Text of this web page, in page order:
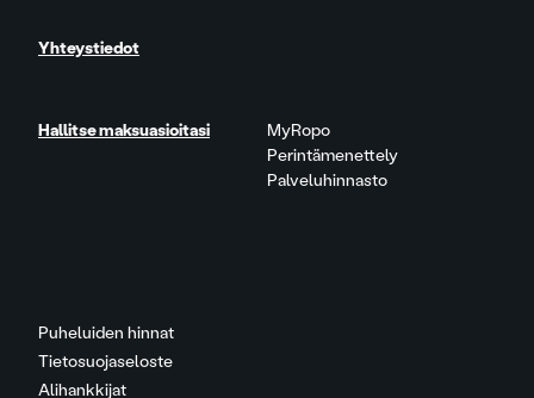
Puheluiden hinnat
Tietosuojaseloste
Alihankkijat
Yhteystiedot
Hallitse maksuasioitasi
MyRopo
Perintämenettely
Palveluhinnasto